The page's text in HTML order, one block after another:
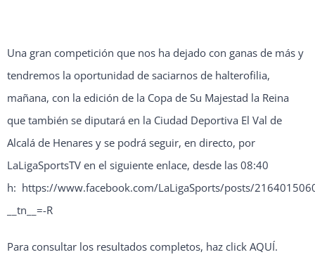
Una gran competición que nos ha dejado con ganas de más y
tendremos la oportunidad de saciarnos de halterofilia,
mañana, con la edición de la Copa de Su Majestad la Reina
que también se diputará en la Ciudad Deportiva El Val de
Alcalá de Henares y se podrá seguir, en directo, por
LaLigaSportsTV en el siguiente enlace, desde las 08:40
h: https://www.facebook.com/LaLigaSports/posts/
__tn__=-R
Para consultar los resultados completos, haz click AQUÍ.